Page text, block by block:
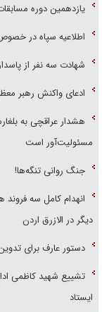
یازدهمین دوره
اطلاعیه سپاه در
شهادت سه نفر از
ادعای واکنش رهبر
هشدار عراقچی به
مسئولیت‌آور است
جنگ روانی تنگه‌ها!
دیگر در الازرق اردن
دستور عارف برای
تشییع شهید کاظمی
ایستاد